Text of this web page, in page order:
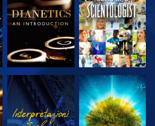
SERIE
GUARDA
ESPLORA LE
SERIE